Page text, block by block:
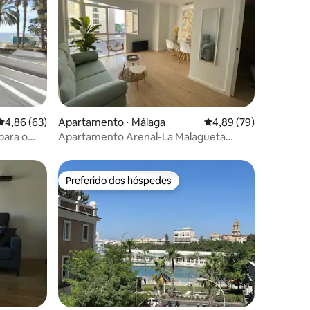
de uma avaliação média de 5, 63 avaliações
4,86 (63)
o
Apartamento ⋅ Málaga 4,89 de uma
4,89 (79)
Apartamento Arenal-La Malagueta
hóspedes Preferido dos hóspedes
Preferido dos hóspedes